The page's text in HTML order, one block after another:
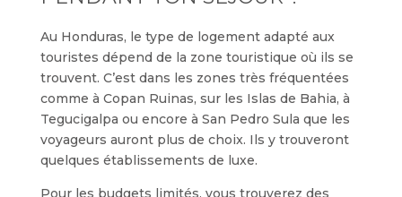
Au Honduras, le type de logement adapté aux
touristes dépend de la zone touristique où ils se
trouvent. C’est dans les zones très fréquentées
comme à Copan Ruinas, sur les Islas de Bahia, à
Tegucigalpa ou encore à San Pedro Sula que les
voyageurs auront plus de choix. Ils y trouveront
quelques établissements de luxe.
Pour les budgets limités, vous trouverez des